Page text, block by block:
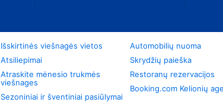
Išskirtinės viešnagės vietos
Atsiliepimai
Atraskite mėnesio trukmės
viešnages
Sezoniniai ir šventiniai pasiūlymai
Automobilių nuoma
Skrydžių paieška
Restoranų rezervacijos
Booking.com Kelionių